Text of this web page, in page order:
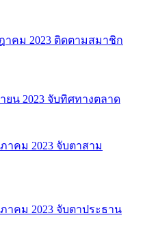
าคม 2023 ติดตามสมาชิก
ยน 2023 จับทิศทางตลาด
าคม 2023 จับตาสาม
าคม 2023 จับตาประธาน